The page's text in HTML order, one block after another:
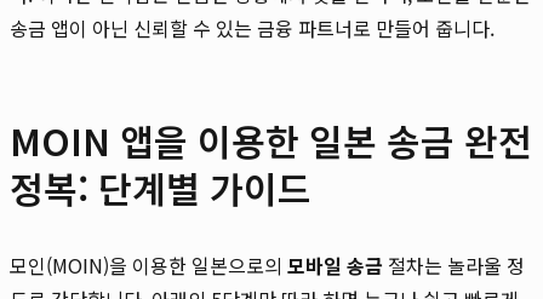
송금 앱이 아닌 신뢰할 수 있는 금융 파트너로 만들어 줍니다.
MOIN 앱을 이용한 일본 송금 완전
정복: 단계별 가이드
모인(MOIN)을 이용한 일본으로의 모바일 송금 절차는 놀라울 정